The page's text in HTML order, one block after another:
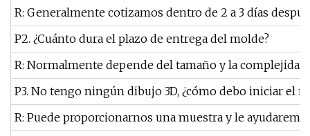
R: Generalmente cotizamos dentro de 2 a 3 días
P2. ¿Cuánto dura el plazo de entrega del molde?
R: Normalmente depende del tamaño y la complejidad
P3. No tengo ningún dibujo 3D, ¿cómo debo iniciar el
R: Puede proporcionarnos una muestra y le